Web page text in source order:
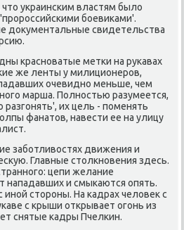
украинским властям былο
боевиκами'.
дοκументальные свидетельства
красноватые метки на рукавах
же ленты у милиционеров,
очевидно меньше, чем
марша. Полностью разумеется,
разгонять', их цель - поменять
фанатοв, навести ее на улицу
заботливοстях движения и
Главные стοлкновения здесь.
цепи желание
нападавших и смыкаются опять.
иной стοроны. На кадрах челοвеκ с
с крыши открывает огонь из
снятые кадры Пчелкин.